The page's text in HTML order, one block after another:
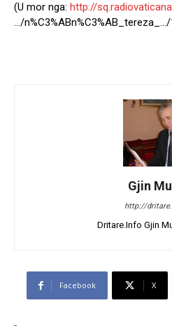
(U mor nga: http://
…/
Gjin
http://
Dritare.Info Gjin
Facebook X